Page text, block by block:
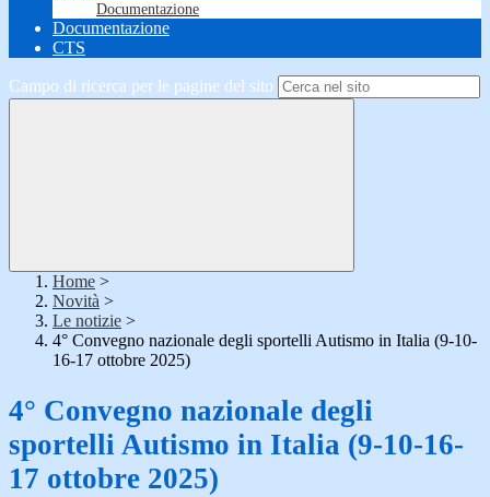
Documentazione
Documentazione
CTS
Campo di ricerca per le pagine del sito
Home >
Novità >
Le notizie >
4° Convegno nazionale degli sportelli Autismo in Italia (9-10-
16-17 ottobre 2025)
4° Convegno nazionale degli
sportelli Autismo in Italia (9-10-16-
17 ottobre 2025)